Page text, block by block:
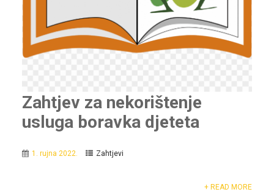
Zahtjev za nekorištenje
usluga boravka djeteta
1. rujna 2022. Zahtjevi
+ READ MORE